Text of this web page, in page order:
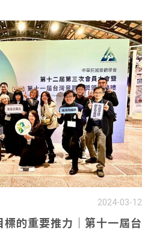
2024-03-12
的重要推力｜第十一屆台